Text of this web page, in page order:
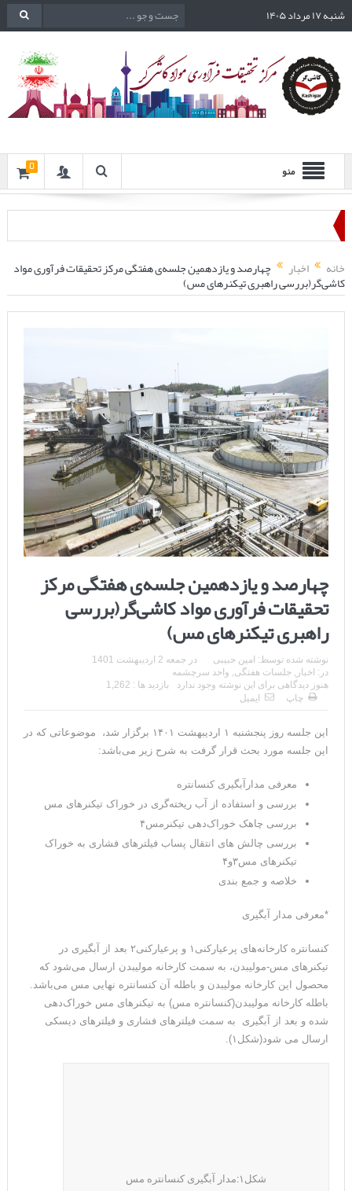
شنبه ۱۷ مرداد ۱۴۰۵
منو 0
خانه اخبار چهارصد و یازدهمین جلسه‌ی هفتگی مرکز تحقیقات فرآوری مواد
کاشی‌گر(بررسی راهبری تیکنرهای مس)
چهارصد و یازدهمین جلسه‌ی هفتگی مرکز
تحقیقات فرآوری مواد کاشی‌گر(بررسی
راهبری تیکنرهای مس)
نوشته شده توسط: امین حبیبی در جمعه 2 اردیبهشت 1401
در: اخبار , جلسات هفتگی, واحد سرچشمه
هنوز دیدگاهی برای این نوشته وجود ندارد
بازدید ها : 1,262
چاپ
ایمیل
این جلسه روز پنجشنبه ۱ اردیبهشت ۱۴۰۱ برگزار شد، موضوعاتی که در
این جلسه مورد بحث قرار گرفت به شرح زیر می‌باشد:
معرفی مدارآبگیری کنسانتره
بررسی و استفاده از آب ریخته‌گری در خوراک تیکنرهای مس
بررسی چاهک خوراک‌دهی تیکنرمس۴
بررسی چالش های انتقال پساب فیلترهای فشاری به خوراک
تیکنرهای مس۳و۴
خلاصه و جمع بندی
*معرفی مدار آبگیری
کنسانتره کارخانه‌های پرعیارکنی۱ و پرعیارکنی۲ بعد از آبگیری در
تیکنرهای مس-مولیبدن، به سمت کارخانه مولیبدن ارسال می‌شود که
محصول این کارخانه مولیبدن و باطله آن کنسانتره نهایی مس می‌باشد.
باطله کارخانه مولیبدن(کنسانتره مس) به تیکنرهای مس خوراک‌دهی
شده و بعد از آبگیری به سمت فیلترهای فشاری و فیلترهای دیسکی
ارسال می شود(شکل۱).
شکل۱:مدار آبگیری کنسانتره مس